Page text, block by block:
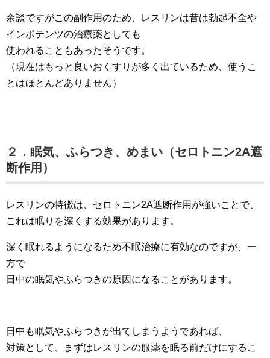
余談ですがこの副作用のため、レスリンは昔は勃起不全や
インポテンツの治療薬としても
使われることもあったそうです。
（現在はもっと良いおくすりが多く出ているため、使うこ
とはほとんどありません）
２．眠気、ふらつき、めまい（セロトニン2A遮
断作用）
レスリンの特徴は、セロトニン2A遮断作用が強いことで、
これは眠りを深くする効果があります。
深く眠れるようになるため不眠治療に有効なのですが、一
方で
日中の眠気やふらつきの原因になることがあります。
日中も眠気やふらつきが出てしまうようであれば、
対策として、まずはレスリンの服薬を眠る前だけにするこ